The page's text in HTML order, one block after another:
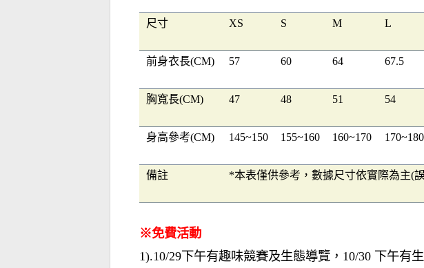
尺寸 XS S M L
前身衣長(CM) 57 60 64 67.5
胸寬長(CM) 47 48 51 54
身高參考(CM) 145~150 155~160 160~170 170~180
備註 *本表僅供參考，數據尺寸依實際為主(
※免費活動
1).10/29下午有趣味競賽及生態導覽，10/30 下午有